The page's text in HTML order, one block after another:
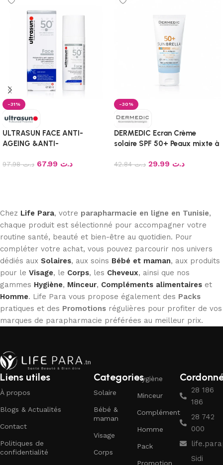
-31%
ULTRASUN FACE ANTI-
AGEING &ANTI-
50MLد.ت97.98 د.ت
-30%
DERMEDIC Ecran Crème
solaire SPF 50+ Peaux mixte à
د.ت42.84 د.ت
Chez Life Para, votre parapharmacie en ligne en Tunisie,
chaque produit est sélectionné pour accompagner votre
routine santé, beauté et bien-être au quotidien. Pour
compléter votre achat, vous pouvez parcourir nos univers
dédiés aux Solaires, aux soins Bébé et maman, aux produits
pour le Visage, le Corps, les Cheveux, ainsi que nos
gammes Hygiène, Minceur, Compléments alimentaires et
Homme. Life Para vous propose également des Packs
pratiques et des Promotions régulières pour profiter de vos
marques de parapharmacie préférées au meilleur prix.
Liens utiles
À propos
Blogs & Actualités
Contact
Politiques de
confidentialité
Categories
Solaire
Bébé &
maman
Visage
Corps
Hygiène
Minceur
Complément
Homme
Pack
Promotion
28 186
186
28 742
000
Sidi